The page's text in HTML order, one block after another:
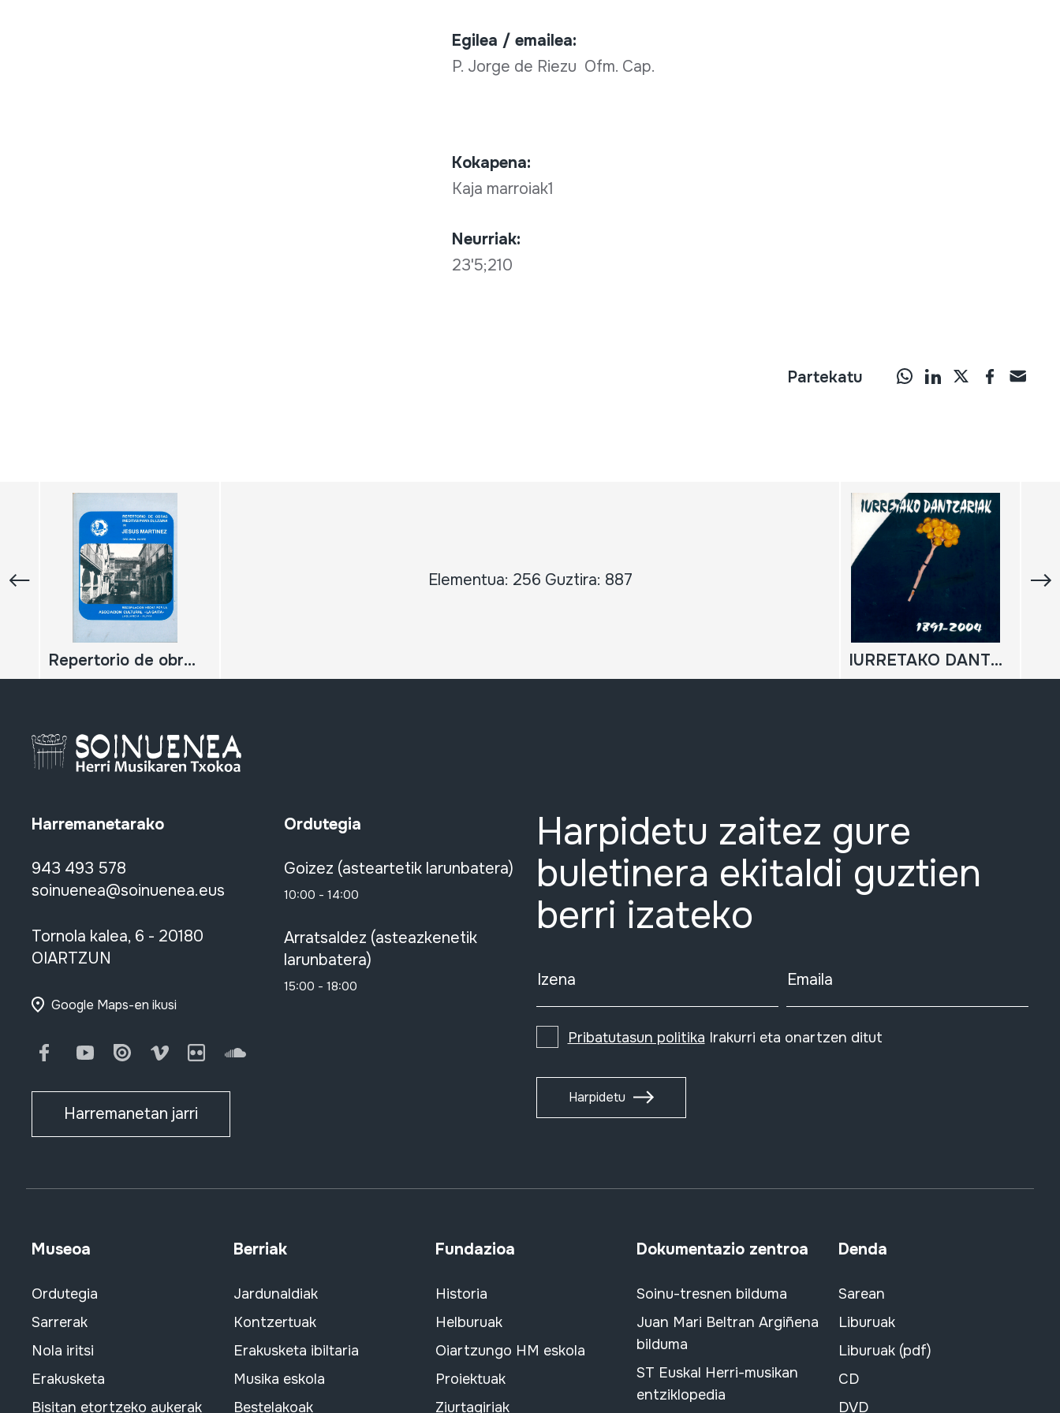
Egilea / emailea:
P. Jorge de Riezu Ofm. Cap.
Kokapena:
Kaja marroiak1
Neurriak:
23'5;210
Partekatu
Elementua: 256 Guztira: 887
Repertorio de obras para dulzaina de Jesus Martinez. Segunda parte IURRETAKO DANTZARIAK.1891-2004
Harremanetarako
943 493 578
soinuenea@soinuenea.eus
Tornola kalea, 6 - 20180
OIARTZUN
Google Maps-en ikusi
FacebookYoutubeIssuu Vimeo FlickrSoundCloud
Harremanetan jarri
Ordutegia
Goizez (asteartetik larunbatera)
10:00 - 14:00
Arratsaldez (asteazkenetik
larunbatera)
15:00 - 18:00
Harpidetu zaitez gure
buletinera ekitaldi guztien
berri izateko
Izena Emaila
Pribatutasun politika Irakurri eta onartzen ditut
Harpidetu
Museoa
Ordutegia
Sarrerak
Nola iritsi
Erakusketa
Bisitan etortzeko aukerak
Berriak
Jardunaldiak
Kontzertuak
Erakusketa ibiltaria
Musika eskola
Bestelakoak
Fundazioa
Historia
Helburuak
Oiartzungo HM eskola
Proiektuak
Ziurtagiriak
Dokumentazio zentroa
Soinu-tresnen bilduma
Juan Mari Beltran Argiñena
bilduma
ST Euskal Herri-musikan
entziklopedia
Denda
Sarean
Liburuak
Liburuak (pdf)
CD
DVD